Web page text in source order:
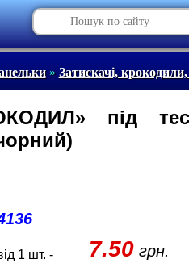
» Затискачі, крокодили,
під
1 шт. - 7.50грн.